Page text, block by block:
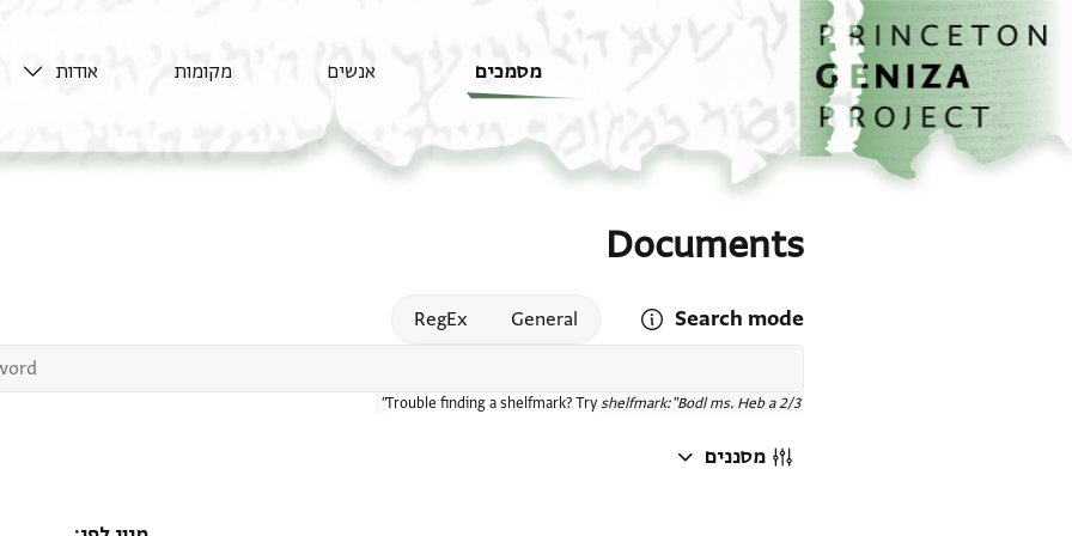
דילוג לתוכן
דף הבית
מסמכים אנשים מקומות אודות
Documents
Search mode
Open search mode help
General
RegEx
Trouble finding a shelfmark? Try shelfmark:"Bodl ms. Heb a 2/3"
מסננים